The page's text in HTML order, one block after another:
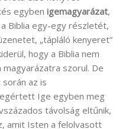
egyben igemagyarázat,
Biblia egy-egy részletét,
„tápláló kenyeret”
hogy a Biblia nem
szorul. De
az is
Ige egyben meg
távolság eltűnik,
amit Isten a felolvasott